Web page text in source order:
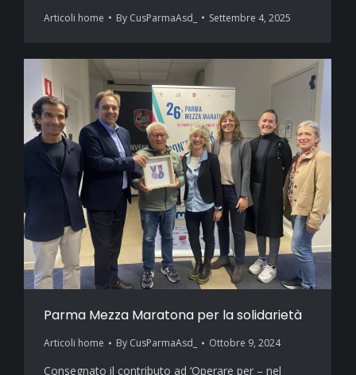
Articoli home By CusParmaAsd_ Settembre 4, 2025
Parma Mezza Maratona per la solidarietà
Articoli home By CusParmaAsd_ Ottobre 9, 2024
Consegnato il contributo ad ‘Operare per – nel